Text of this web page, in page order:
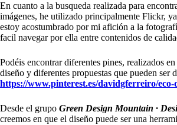
En cuanto a la busqueda realizada para
imágenes, he utilizado principalmente Flickr,
estoy acostumbrado por mi afición a la
facil navegar por ella entre contenidos de
Podéis encontrar diferentes pines, realizados
diseño y diferentes propuestas que pueden ser
https://www.pinterest.es/davidgferreiro/eco-
Desde el grupo Green Design Mountain ·
creemos en que el diseño puede ser una